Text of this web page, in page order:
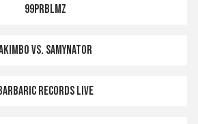
99PRBLMZ
vs. Samynator
Records LIVE